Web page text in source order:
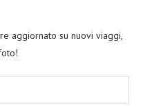
aggiornato su nuovi viaggi,